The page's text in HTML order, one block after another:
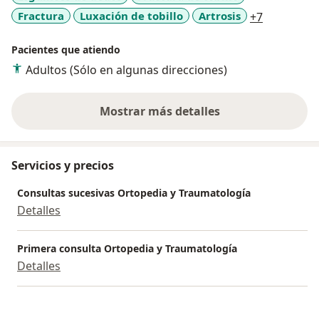
Fractura
Luxación de tobillo Artrosis +7
Pacientes que atiendo
Adultos (Sólo en algunas direcciones)
Mostrar más detalles
sobre la experiencia
Servicios y precios
Consultas sucesivas Ortopedia y Traumatología
Detalles
Primera consulta Ortopedia y Traumatología
Detalles